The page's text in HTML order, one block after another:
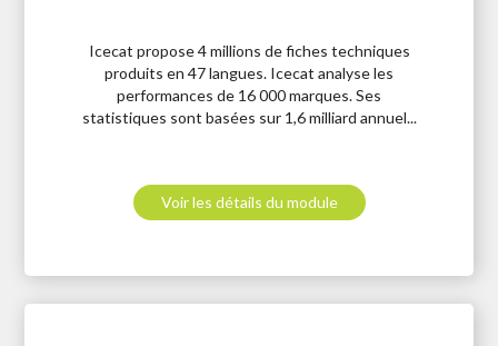
Icecat propose 4 millions de fiches techniques
produits en 47 langues. Icecat analyse les
performances de 16 000 marques. Ses
statistiques sont basées sur 1,6 milliard annuel...
Voir les détails du module